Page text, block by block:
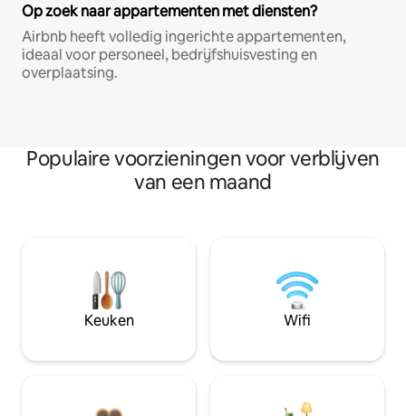
Op zoek naar appartementen met diensten?
Airbnb heeft volledig ingerichte appartementen,
ideaal voor personeel, bedrijfshuisvesting en
overplaatsing.
Populaire voorzieningen voor verblijven
van een maand
Keuken Wifi